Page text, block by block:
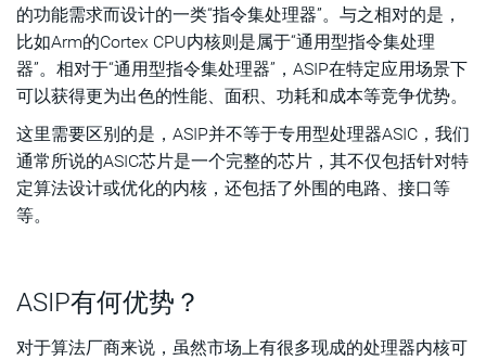
的功能需求而设计的一类“指令集处理器”。与之相对的是，
比如Arm的Cortex CPU内核则是属于“通用型指令集处理
器”。相对于“通用型指令集处理器”，ASIP在特定应用场景下
可以获得更为出色的性能、面积、功耗和成本等竞争优势。
这里需要区别的是，ASIP并不等于专用型处理器ASIC，我们
通常所说的ASIC芯片是一个完整的芯片，其不仅包括针对特
定算法设计或优化的内核，还包括了外围的电路、接口等
等。
ASIP有何优势？
对于算法厂商来说，虽然市场上有很多现成的处理器内核可